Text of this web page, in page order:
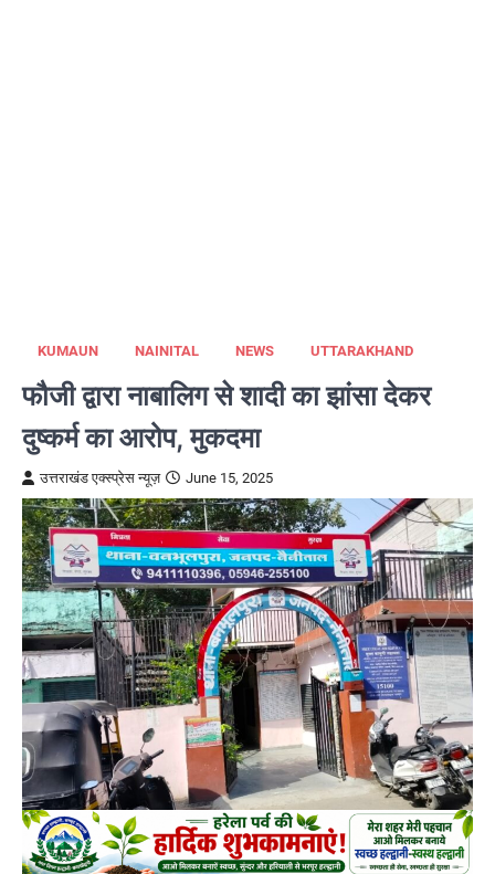
KUMAUN NAINITAL NEWS UTTARAKHAND
फौजी द्वारा नाबालिग से शादी का झांसा देकर
दुष्कर्म का आरोप, मुकदमा
उत्तराखंड एक्स्प्रेस न्यूज़ June 15, 2025